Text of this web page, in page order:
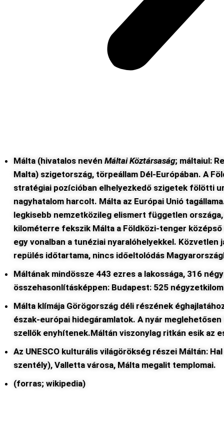
Málta (hivatalos nevén Máltai Köztársaság; máltaiul:
Malta) szigetország, törpeállam Dél-Európában. A
stratégiai pozícióban elhelyezkedő szigetek fölötti
nagyhatalom harcolt. Málta az Európai Unió
legkisebb nemzetközileg elismert független országa,
kilométerre fekszik Málta a Földközi-tenger
egy vonalban a tunéziai nyaralóhelyekkel.
repülés időtartama, nincs időeltolódás
Máltának mindössze 443 ezres a lakossága, 316
összehasonlításképpen: Budapest: 525
Málta klímája Görögország déli részének
észak-európai hidegáramlatok. A nyár
szellők enyhítenek.Máltán viszonylag ritkán esik az
Az UNESCO kulturális világörökség részei Máltán:
szentély), Valletta városa, Málta megalit templomai.
(forras; wikipedia)